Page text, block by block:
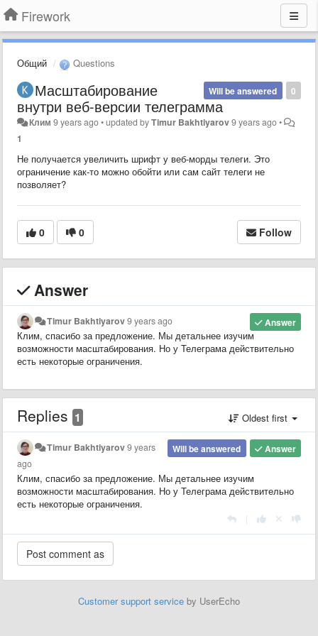
Firework
Общий Questions
0
Will be answered
Масштабирование
внутри веб-версии телеграмма
Клим 9 years ago•updated byTimur Bakhtiyarov9 years ago•
1
Не получается увеличить шрифт у веб-морды телеги. Это
ограничение как-то можно обойти или сам сайт телеги не
позволяет?
0 0 Follow
Answer
Answer
Timur Bakhtiyarov9 years ago
Клим, спасибо за предложение. Мы детальнее изучим
возможности масштабирования. Но у Телеграма действительно
есть некоторые ограничения.
Replies 1 Oldest first
Answer
Will be answered
Timur Bakhtiyarov9 years
ago
Клим, спасибо за предложение. Мы детальнее изучим
возможности масштабирования. Но у Телеграма действительно
есть некоторые ограничения.
Customer support service by UserEcho